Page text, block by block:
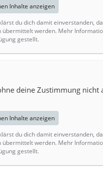
Inhalte anzeigen
du dich damit einverstanden,
werden. Mehr
gestellt.
deine Zustimmung nicht
Inhalte anzeigen
du dich damit einverstanden,
werden. Mehr
gestellt.